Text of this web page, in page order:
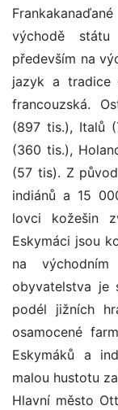
východě státu
především na
jazyk a tradice
francouzská.
(897 tis.), Italů
(360 tis.),
(57 tis). Z
indiánů a 15
lovci kožešin
Eskymáci jsou
na
obyvatelstva je
podél jižních
osamocené
Eskymáků a
malou hustotu
Hlavní město